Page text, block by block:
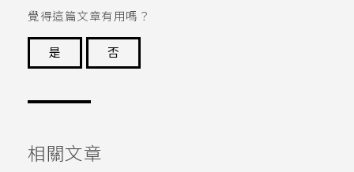
覺得這篇文章有用嗎？
是
否
相關文章